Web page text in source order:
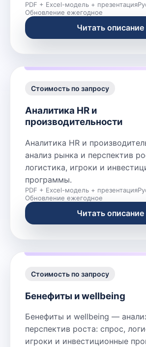
PDF + Excel-модель + презентация
Обновление ежегодное
Читать описание
Стоимость по запросу
Аналитика HR и
производительности
Аналитика HR и
анализ рынка и перспектив
логистика, игроки и
программы.
PDF + Excel-модель + презентация
Обновление ежегодное
Читать описание
Стоимость по запросу
Бенефиты и wellbeing
Бенефиты и wellbeing —
перспектив роста: спрос,
игроки и инвестиционные